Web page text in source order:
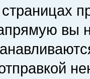
страницах
вы